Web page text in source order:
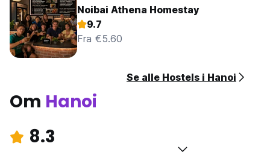
Noibai Athena Homestay
9.7
Fra €5.60
Se alle Hostels i Hanoi
Om Hanoi
8.3